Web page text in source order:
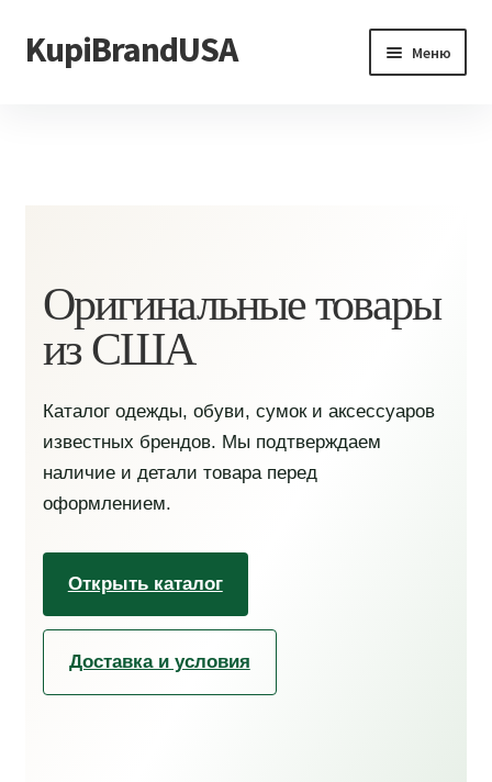
Перейти
к
Перейти
к
KupiBrandUSA Меню
Оригинальные товары
из США
Каталог одежды, обуви, сумок и аксессуаров
известных брендов. Мы подтверждаем
наличие и детали товара перед
оформлением.
Открыть каталог
Доставка и условия